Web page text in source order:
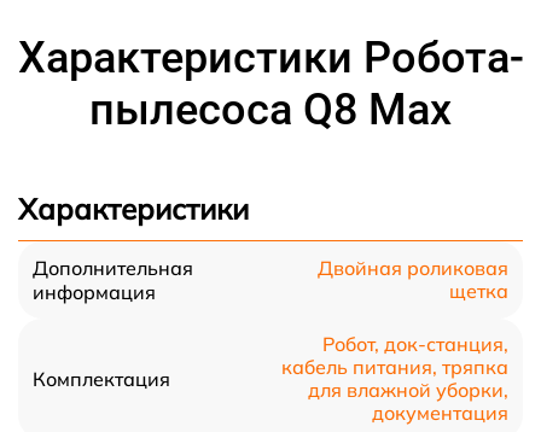
Характеристики Робота-
пылесоса Q8 Max
Характеристики
Дополнительная
информация
Двойная роликовая
щетка
Комплектация
Робот, док-станция,
кабель питания, тряпка
для влажной уборки,
документация